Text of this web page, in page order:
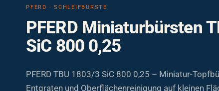
PFERD · SCHLEIFBÜRSTE
PFERD Miniaturbürsten
SiC 800 0,25
PFERD TBU 1803/3 SiC 800 0,25 – Miniatur-
Entgraten und Oberflächenreinigung auf kleinen